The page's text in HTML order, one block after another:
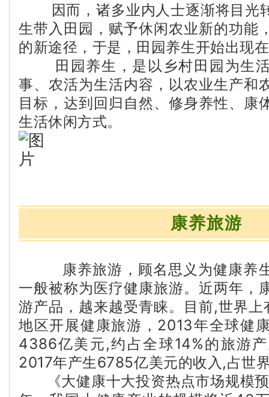
因而，诸多业内人士逐渐将目光
生带入田园，赋予休闲农业新的功能
的新途径，于是，田园养生开始出现
田园养生，是以乡村田园为生活
事、农活为生活内容，以农业生产和
目标，达到回归自然、修身养性、康
生活休闲方式。
康养旅游
康养旅游，顾名思义为健康养
一般被称为医疗健康旅游。近两年，
游产品，越来越受青睐。目前,世界
地区开展健康旅游，2013年全球健
4386亿美元,约占全球14%的旅游
2017年产生6785亿美元的收入,占世
《大健康十大投资热点市场规模